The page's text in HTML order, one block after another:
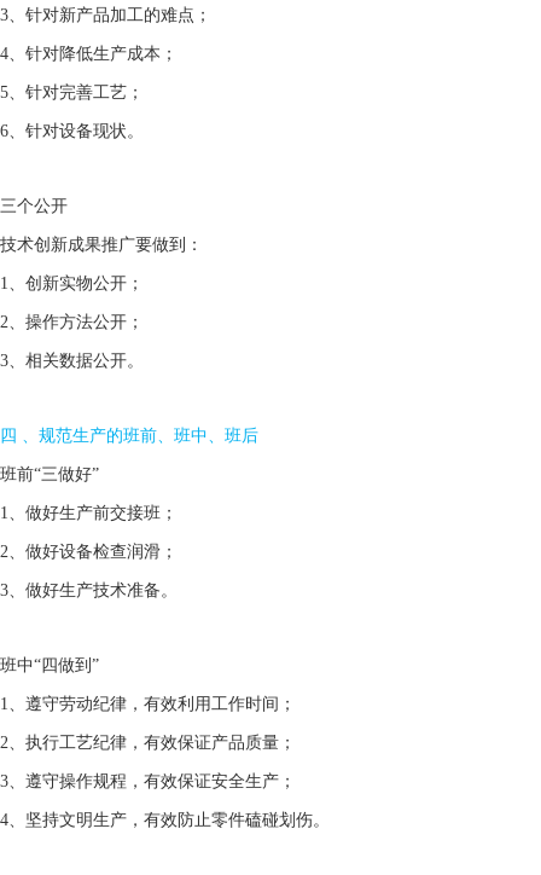
3、针对新产品加工的难点；
4、针对降低生产成本；
5、针对完善工艺；
6、针对设备现状。
三个公开
技术创新成果推广要做到：
1、创新实物公开；
2、操作方法公开；
3、相关数据公开。
四 、规范生产的班前、班中、班后
班前“三做好”
1、做好生产前交接班；
2、做好设备检查润滑；
3、做好生产技术准备。
班中“四做到”
1、遵守劳动纪律，有效利用工作时间；
2、执行工艺纪律，有效保证产品质量；
3、遵守操作规程，有效保证安全生产；
4、坚持文明生产，有效防止零件磕碰划伤。